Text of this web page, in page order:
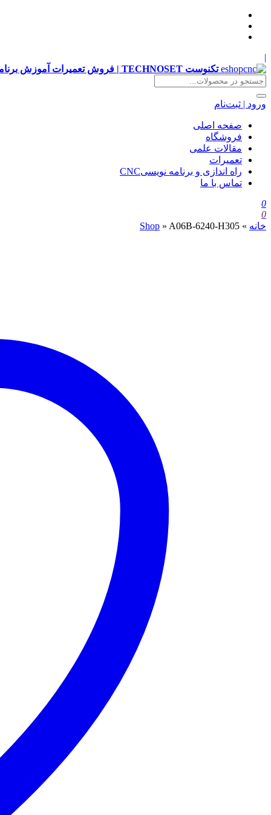
|
تکنوست TECHNOSET | فروش تعمیرات آموزش برنامه نویسی cnc زیمنس فانوک هایدن siemens ,fanuc, heidenhain ,hust, gsk
ورود | ثبت‌نام
صفحه اصلی
فروشگاه
مقالات علمی
تعمیرات
راه اندازی و برنامه نویسیCNC
تماس با ما
0
0
خانه »
Shop » A06B-6240-H305